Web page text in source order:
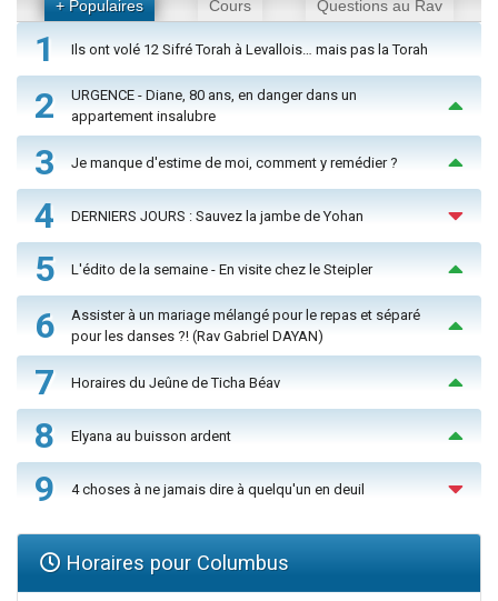
+ Populaires Cours Questions au Rav
1 Ils ont volé 12 Sifré Torah à Levallois… mais pas la Torah
2
URGENCE - Diane, 80 ans, en danger dans un
appartement insalubre
3 Je manque d'estime de moi, comment y remédier ?
4 DERNIERS JOURS : Sauvez la jambe de Yohan
5 L'édito de la semaine - En visite chez le Steipler
6
Assister à un mariage mélangé pour le repas et séparé
pour les danses ?! (Rav Gabriel DAYAN)
7 Horaires du Jeûne de Ticha Béav
8 Elyana au buisson ardent
9 4 choses à ne jamais dire à quelqu'un en deuil
Horaires pour Columbus